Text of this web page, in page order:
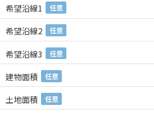
希望沿線1 任意
希望沿線2 任意
希望沿線3 任意
建物面積 任意
土地面積 任意